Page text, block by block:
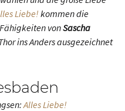
Liebe! kommen die
vonSascha
ins Anders ausgezeichnet
Alles Liebe!